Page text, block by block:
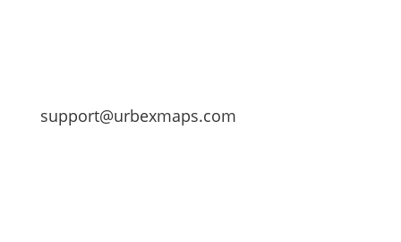
support@urbexmaps.com